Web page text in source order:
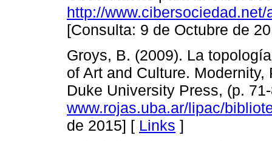
http://
[Consulta: 9 de Octubre de
Groys, B. (2009). La
of Art and Culture.
Duke University Press, (p.
www.rojas.uba.ar/lipac/
de 2015] [ Links ]